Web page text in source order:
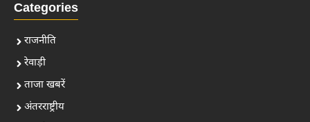
Categories
राजनीति
रेवाड़ी
ताजा खबरें
अंतरराष्ट्रीय